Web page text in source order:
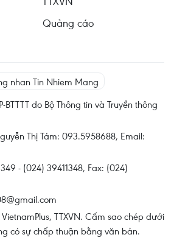
Quảng cáo
do Bộ Thông tin và Truyền thông
Thị Tám: 093.5958688, Email:
- (024) 39411348, Fax: (024)
TTXVN. Cấm sao chép dưới
có sự chấp thuận bằng văn bản.